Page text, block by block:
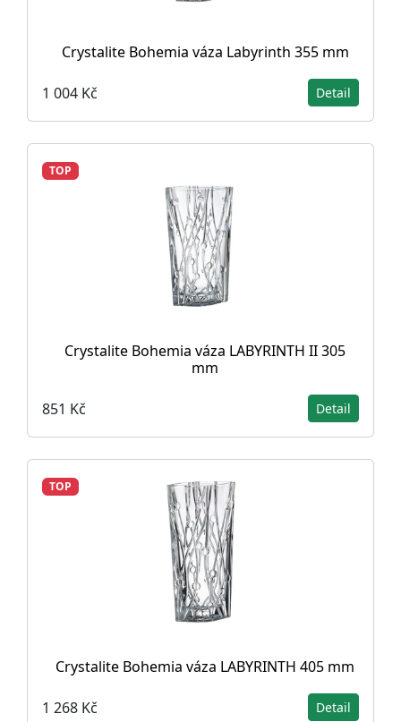
Crystalite Bohemia váza Labyrinth 355 mm
1 004 Kč Detail
TOP
Crystalite Bohemia váza LABYRINTH II 305
mm
851 Kč Detail
TOP
Crystalite Bohemia váza LABYRINTH 405 mm
1 268 Kč Detail